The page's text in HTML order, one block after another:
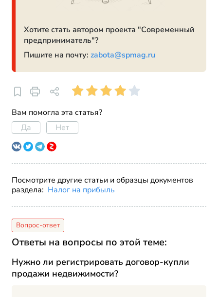
Хотите стать автором проекта "Современный
предприниматель"?
Пишите на почту: zabota@spmag.ru
Вам помогла эта статья?
Да
Нет
Посмотрите другие статьи и образцы документов
раздела: Налог на прибыль
Ответы на вопросы по этой теме:
Нужно ли регистрировать договор-купли
продажи недвижимости?